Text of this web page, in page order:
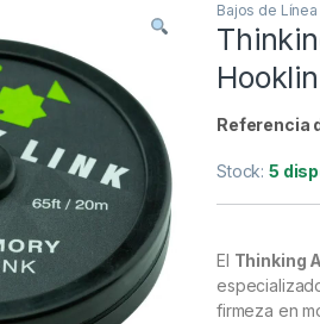
Búsqueda no disponible
cargar el widget de búsqueda.
Inténtalo de nuevo.
Reintentar
Bajos de
Referencia
Stock:5
El Thinking
firmeza en